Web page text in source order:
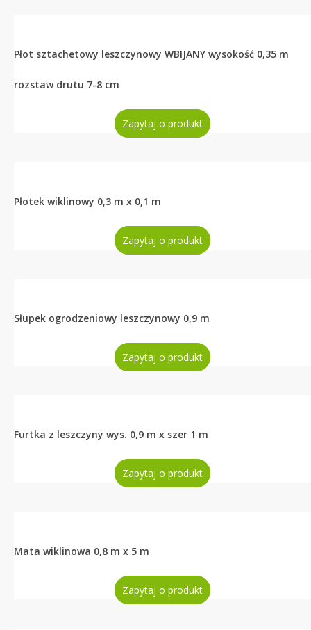
Płot sztachetowy leszczynowy WBIJANY wysokość 0,35 m
rozstaw drutu 7-8 cm
Zapytaj o produkt
Płotek wiklinowy 0,3 m x 0,1 m
Zapytaj o produkt
Słupek ogrodzeniowy leszczynowy 0,9 m
Zapytaj o produkt
Furtka z leszczyny wys. 0,9 m x szer 1 m
Zapytaj o produkt
Mata wiklinowa 0,8 m x 5 m
Zapytaj o produkt